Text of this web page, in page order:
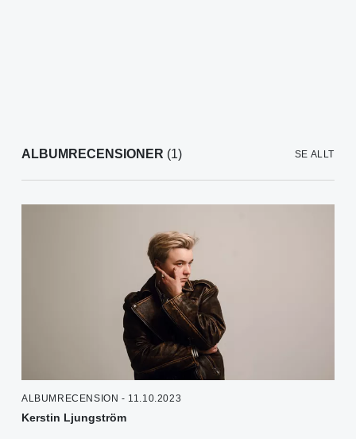
ALBUMRECENSIONER (1) SE ALLT
ALBUMRECENSION - 11.10.2023
Kerstin Ljungström